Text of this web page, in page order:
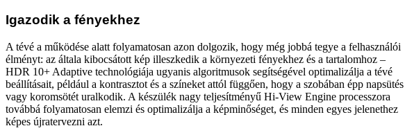
Igazodik a fényekhez
A tévé a működése alatt folyamatosan azon dolgozik, hogy még jobbá tegye a felhasználói
élményt: az általa kibocsátott kép illeszkedik a környezeti fényekhez és a tartalomhoz –
HDR 10+ Adaptive technológiája ugyanis algoritmusok segítségével optimalizálja a tévé
beállításait, például a kontrasztot és a színeket attól függően, hogy a szobában épp napsütés
vagy koromsötét uralkodik. A készülék nagy teljesítményű Hi-View Engine processzora
továbbá folyamatosan elemzi és optimalizálja a képminőséget, és minden egyes jelenethez
képes újratervezni azt.